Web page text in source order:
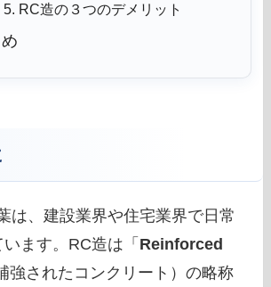
5. RC造の３つのデメリット
は、建設業界や住宅業界で日常
ます。RC造は「 Reinforced
強されたコンクリート）の略称